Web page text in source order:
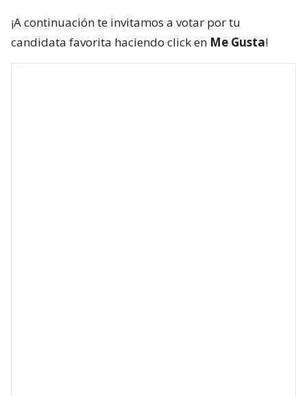
¡A continuación te invitamos a votar por tu
candidata favorita haciendo click en Me Gusta!